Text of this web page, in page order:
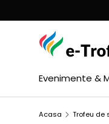
MERGI LA
Evenimente &
Acasa Trofeu de